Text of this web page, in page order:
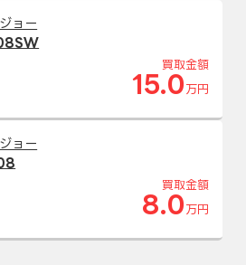
ョー
買取金額
15.0 万円
ョー
買取金額
8.0 万円